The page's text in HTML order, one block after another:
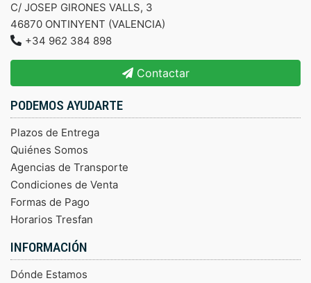
C/ JOSEP GIRONES VALLS, 3
46870 ONTINYENT (VALENCIA)
+34 962 384 898
Contactar
PODEMOS AYUDARTE
Plazos de Entrega
Quiénes Somos
Agencias de Transporte
Condiciones de Venta
Formas de Pago
Horarios Tresfan
INFORMACIÓN
Dónde Estamos